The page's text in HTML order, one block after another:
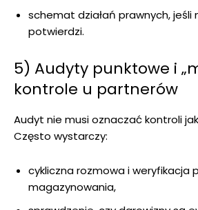
schemat działań prawnych, jeśli
potwierdzi.
5) Audyty punktowe i
kontrole u partnerów
Audyt nie musi oznaczać kontroli
Często wystarczy:
cykliczna rozmowa i weryfikacja
magazynowania,